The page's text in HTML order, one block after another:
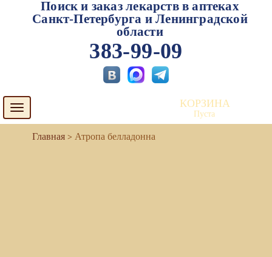
Поиск и заказ лекарств в аптеках
Санкт-Петербурга и Ленинградской
области
383-99-09
Toggle
navigation
КОРЗИНА
Пуста
Атропа белладонна